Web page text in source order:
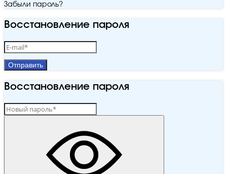
Забыли пароль?
Восстановление пароля
Отправить
Восстановление пароля